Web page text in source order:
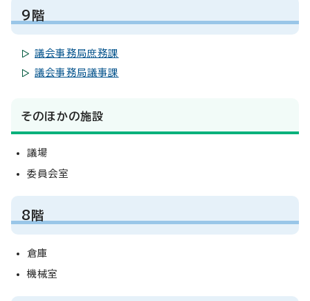
9階
議会事務局庶務課
議会事務局議事課
そのほかの施設
議場
委員会室
8階
倉庫
機械室